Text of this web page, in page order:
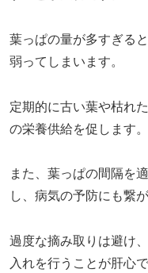
葉っぱの量が多すぎる
弱ってしまいます。
定期的に古い葉や枯れ
の栄養供給を促します。
また、葉っぱの間隔を
し、病気の予防にも繋が
過度な摘み取りは避け
入れを行うことが肝心で